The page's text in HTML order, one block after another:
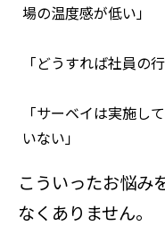
場の温度感が低い」
「どうすれば社員の
「サーベイは実施し
いない」
――こういったお悩
なくありません。